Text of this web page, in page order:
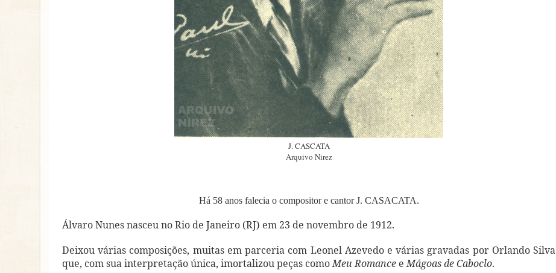
J. CASCATA
Arquivo Nirez
Há 58 anos falecia o compositor e cantor J. CASACATA.
Álvaro Nunes nasceu no Rio de Janeiro (RJ) em 23 de novembro de 1912.
Deixou várias composições, muitas em parceria com Leonel Azevedo e várias gravadas por Orlando Silva
que, com sua interpretação única, imortalizou peças comoMeu Romance eMágoas de Caboclo.